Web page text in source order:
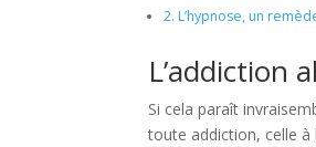
2. L’hypnose, un
L’addiction
Si cela paraît
toute addiction, celle